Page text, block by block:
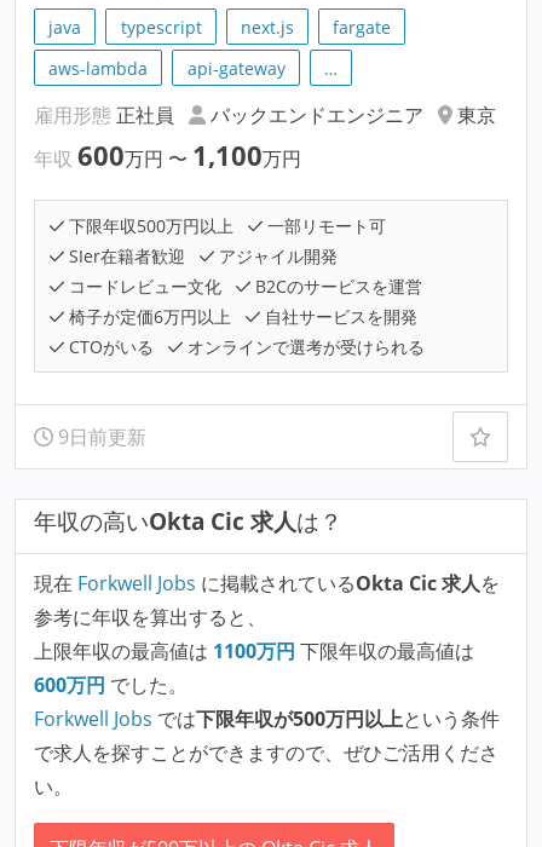
java typescript next.js
fargate
aws-lambda
api-gateway …
雇用形態 正社員 バックエンドエンジニア
東京
年収 600万円 〜 1,100万円
下限年収500万円以上
一部リモート可
SIer在籍者歓迎
アジャイル開発
コードレビュー文化
B2Cのサービスを運営
椅子が定価6万円以上
自社サービスを開発
CTOがいる
オンラインで選考が受けられる
9日前更新
年収の高いOkta Cic 求人は？
現在 Forkwell Jobs に掲載されているOkta Cic 求人を
参考に年収を算出すると、
上限年収の最高値は 1100万円 下限年収の最高値は
600万円 でした。
Forkwell Jobs では下限年収が500万円以上という条件
で求人を探すことができますので、ぜひご活用くださ
い。